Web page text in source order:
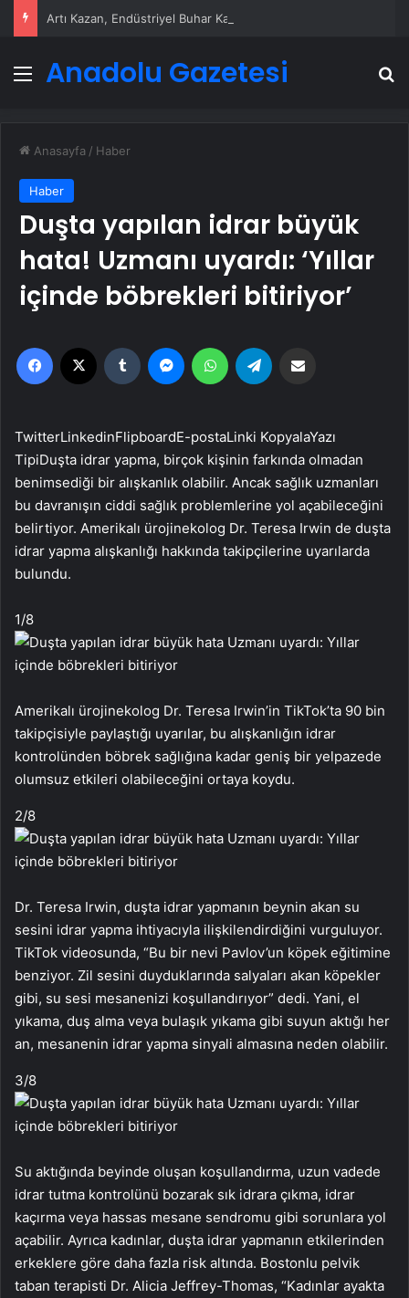
Menü
Anadolu Gazetesi
Anasayfa / Haber
Haber
Duşta yapılan idrar büyük
hata! Uzmanı uyardı: ‘Yıllar
içinde böbrekleri bitiriyor’
Facebook Tumblr MessengerWhatsApp
TwitterLinkedinFlipboardE-postaLinki KopyalaYazı
TipiDuşta idrar yapma, birçok kişinin farkında olmadan
benimsediği bir alışkanlık olabilir. Ancak sağlık uzmanları
bu davranışın ciddi sağlık problemlerine yol açabileceğini
belirtiyor. Amerikalı ürojinekolog Dr. Teresa Irwin de duşta
idrar yapma alışkanlığı hakkında takipçilerine uyarılarda
bulundu.
1/8
Amerikalı ürojinekolog Dr. Teresa Irwin’in TikTok’ta 90 bin
takipçisiyle paylaştığı uyarılar, bu alışkanlığın idrar
kontrolünden böbrek sağlığına kadar geniş bir yelpazede
olumsuz etkileri olabileceğini ortaya koydu.
2/8
Dr. Teresa Irwin, duşta idrar yapmanın beynin akan su
sesini idrar yapma ihtiyacıyla ilişkilendirdiğini vurguluyor.
TikTok videosunda, “Bu bir nevi Pavlov’un köpek eğitimine
benziyor. Zil sesini duyduklarında salyaları akan köpekler
gibi, su sesi mesanenizi koşullandırıyor” dedi. Yani, el
yıkama, duş alma veya bulaşık yıkama gibi suyun aktığı her
an, mesanenin idrar yapma sinyali almasına neden olabilir.
3/8
Su aktığında beyinde oluşan koşullandırma, uzun vadede
idrar tutma kontrolünü bozarak sık idrara çıkma, idrar
kaçırma veya hassas mesane sendromu gibi sorunlara yol
açabilir. Ayrıca kadınlar, duşta idrar yapmanın etkilerinden
erkeklere göre daha fazla risk altında. Bostonlu pelvik
taban terapisti Dr. Alicia Jeffrey-Thomas, “Kadınlar ayakta